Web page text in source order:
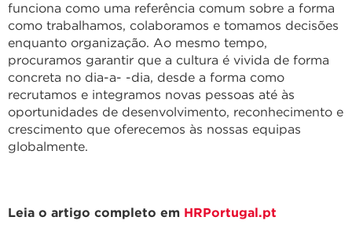
funciona como uma referência comum sobre a forma
como trabalhamos, colaboramos e tomamos decisões
enquanto organização. Ao mesmo tempo,
procuramos garantir que a cultura é vivida de forma
concreta no dia-a- -dia, desde a forma como
recrutamos e integramos novas pessoas até às
oportunidades de desenvolvimento, reconhecimento e
crescimento que oferecemos às nossas equipas
globalmente.
Leia o artigo completo em HRPortugal.pt